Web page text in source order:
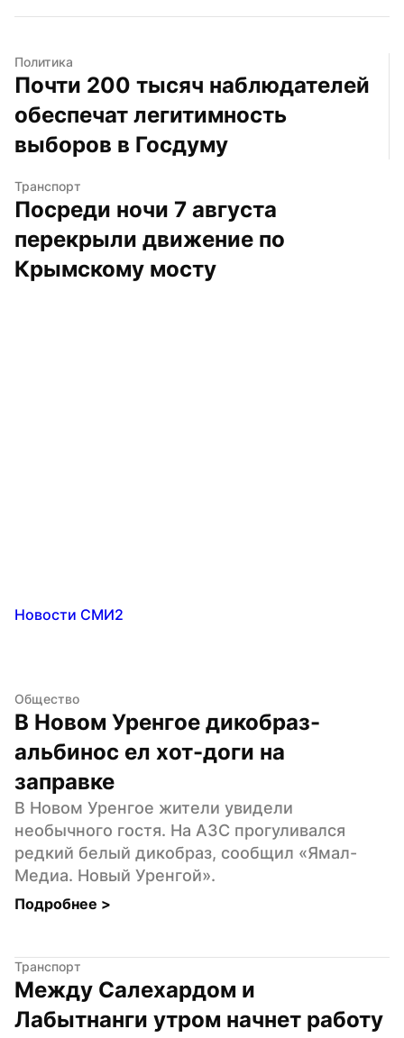
Политика
Почти 200 тысяч наблюдателей
обеспечат легитимность
выборов в Госдуму
Транспорт
Посреди ночи 7 августа
перекрыли движение по
Крымскому мосту
Новости СМИ2
Общество
В Новом Уренгое дикобраз-
альбинос ел хот-доги на
заправке
В Новом Уренгое жители увидели
необычного гостя. На АЗС прогуливался
редкий белый дикобраз, сообщил «Ямал-
Медиа. Новый Уренгой».
Подробнее >
Транспорт
Между Салехардом и
Лабытнанги утром начнет работу